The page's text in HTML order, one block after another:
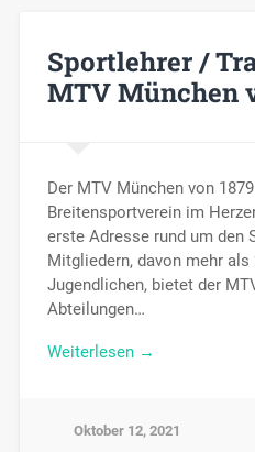
Sportlehrer /
MTV München
Der MTV München von
Breitensportverein im
erste Adresse rund um den
Mitgliedern, davon mehr als
Jugendlichen, bietet der
Abteilungen…
Weiterlesen →
Oktober 12, 2021